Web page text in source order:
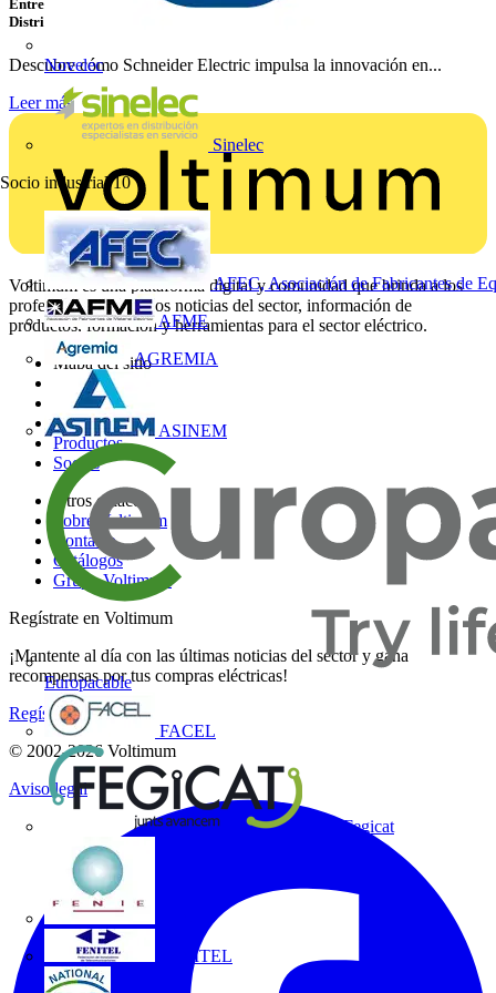
Novelec
Sinelec
Socio industrial 10
AFEC, Asociación de Fabricantes de
AFME
AGREMIA
ASINEM
Europacable
FACEL
Fegicat
FENITEL
Entrevista con Luis Catalán, Business Development Director Home &
Distribution de Schneider Electric
Descubre cómo Schneider Electric impulsa la innovación en...
Leer más
Voltimum es una plataforma digital y comunidad que brinda a los
profesionales eléctricos noticias del sector, información de
productos, formación y herramientas para el sector eléctrico.
Mapa del sitio
Inicio
Noticias
Academy
Productos
Socios
Otros enlaces
Sobre Voltimum
Contacto
Catálogos
Grupo Voltimum
Regístrate en Voltimum
¡Mantente al día con las últimas noticias del sector y gana
recompensas por tus compras eléctricas!
Regístrate aquí
© 2002-2026Voltimum
Aviso legal